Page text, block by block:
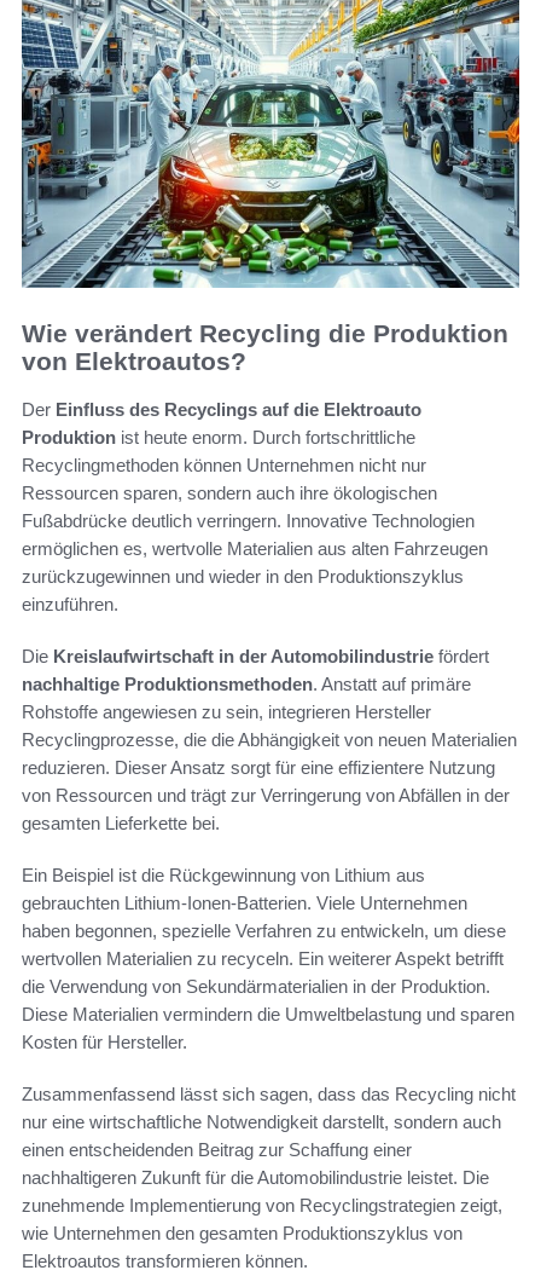
Wie verändert Recycling die Produktion
von Elektroautos?
Der Einfluss des Recyclings auf die Elektroauto
Produktion ist heute enorm. Durch fortschrittliche
Recyclingmethoden können Unternehmen nicht nur
Ressourcen sparen, sondern auch ihre ökologischen
Fußabdrücke deutlich verringern. Innovative Technologien
ermöglichen es, wertvolle Materialien aus alten Fahrzeugen
zurückzugewinnen und wieder in den Produktionszyklus
einzuführen.
Die Kreislaufwirtschaft in der Automobilindustrie fördert
nachhaltige Produktionsmethoden. Anstatt auf primäre
Rohstoffe angewiesen zu sein, integrieren Hersteller
Recyclingprozesse, die die Abhängigkeit von neuen Materialien
reduzieren. Dieser Ansatz sorgt für eine effizientere Nutzung
von Ressourcen und trägt zur Verringerung von Abfällen in der
gesamten Lieferkette bei.
Ein Beispiel ist die Rückgewinnung von Lithium aus
gebrauchten Lithium-Ionen-Batterien. Viele Unternehmen
haben begonnen, spezielle Verfahren zu entwickeln, um diese
wertvollen Materialien zu recyceln. Ein weiterer Aspekt betrifft
die Verwendung von Sekundärmaterialien in der Produktion.
Diese Materialien vermindern die Umweltbelastung und sparen
Kosten für Hersteller.
Zusammenfassend lässt sich sagen, dass das Recycling nicht
nur eine wirtschaftliche Notwendigkeit darstellt, sondern auch
einen entscheidenden Beitrag zur Schaffung einer
nachhaltigeren Zukunft für die Automobilindustrie leistet. Die
zunehmende Implementierung von Recyclingstrategien zeigt,
wie Unternehmen den gesamten Produktionszyklus von
Elektroautos transformieren können.